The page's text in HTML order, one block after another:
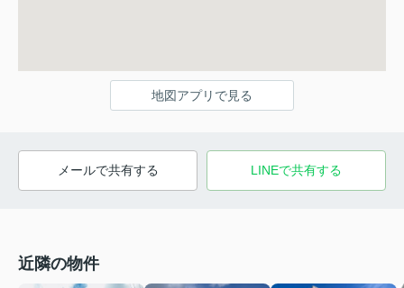
地図アプリで見る
メールで共有する LINEで共有する
近隣の物件